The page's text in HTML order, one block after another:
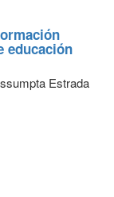
educación
Estrada